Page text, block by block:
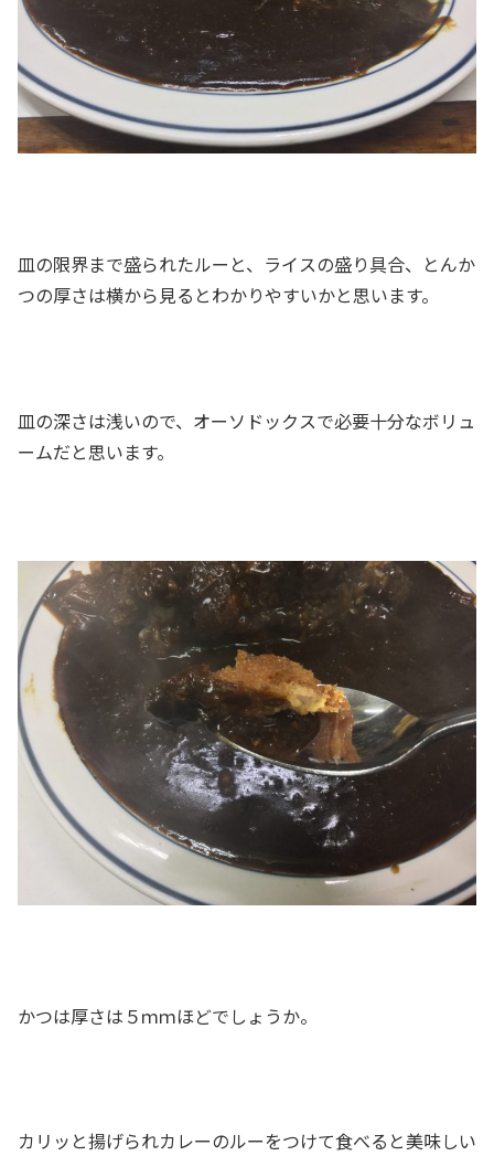
皿の限界まで盛られたルーと、ライスの盛り具合、とんか
つの厚さは横から見るとわかりやすいかと思います。
皿の深さは浅いので、オーソドックスで必要十分なボリュ
ームだと思います。
かつは厚さは５ｍｍほどでしょうか。
カリッと揚げられカレーのルーをつけて食べると美味しい